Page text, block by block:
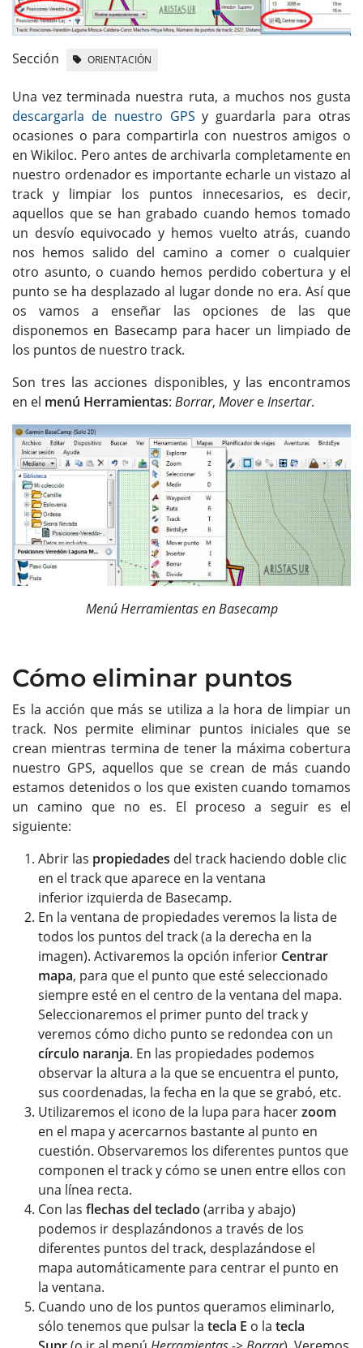
Sección ORIENTACIÓN
Una vez terminada nuestra ruta, a muchos nos gusta
descargarla de nuestro GPS y guardarla para otras
ocasiones o para compartirla con nuestros amigos o
en Wikiloc. Pero antes de archivarla completamente en
nuestro ordenador es importante echarle un vistazo al
track y limpiar los puntos innecesarios, es decir,
aquellos que se han grabado cuando hemos tomado
un desvío equivocado y hemos vuelto atrás, cuando
nos hemos salido del camino a comer o cualquier
otro asunto, o cuando hemos perdido cobertura y el
punto se ha desplazado al lugar donde no era. Así que
os vamos a enseñar las opciones de las que
disponemos en Basecamp para hacer un limpiado de
los puntos de nuestro track.
Son tres las acciones disponibles, y las encontramos
en el menú Herramientas: Borrar, MovereInsertar.
Menú Herramientas en Basecamp
Cómo eliminar puntos
Es la acción que más se utiliza a la hora de limpiar un
track. Nos permite eliminar puntos iniciales que se
crean mientras termina de tener la máxima cobertura
nuestro GPS, aquellos que se crean de más cuando
estamos detenidos o los que existen cuando tomamos
un camino que no es. El proceso a seguir es el
siguiente:
Abrir las propiedades del track haciendo doble clic
en el track que aparece en la ventana
inferior izquierda de Basecamp.
En la ventana de propiedades veremos la lista de
todos los puntos del track (a la derecha en la
imagen). Activaremos la opción inferior Centrar
mapa, para que el punto que esté seleccionado
siempre esté en el centro de la ventana del mapa.
Seleccionaremos el primer punto del track y
veremos cómo dicho punto se redondea con un
círculo naranja. En las propiedades podemos
observar la altura a la que se encuentra el punto,
sus coordenadas, la fecha en la que se grabó, etc.
Utilizaremos el icono de la lupa para hacerzoom
en el mapa y acercarnos bastante al punto en
cuestión. Observaremos los diferentes puntos que
componen el track y cómo se unen entre ellos con
una línea recta.
Con las flechas del teclado (arriba y abajo)
podemos ir desplazándonos a través de los
diferentes puntos del track, desplazándose el
mapa automáticamente para centrar el punto en
la ventana.
Cuando uno de los puntos queramos eliminarlo,
sólo tenemos que pulsar la tecla E o la tecla